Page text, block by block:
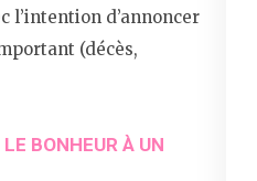
l’intention d’annoncer
(décès,
BONHEUR À UN